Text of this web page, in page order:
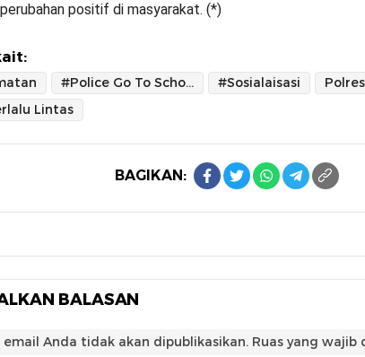
positif di masyarakat. (*)
#Police Go To School #Sosialaisasi
Lintas
BAGIKAN:
BALASAN
Anda tidak akan dipublikasikan. Ruas yang wajib